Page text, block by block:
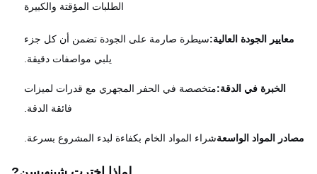
الطلبات المؤقتة والكبيرة
معايير الجودة العالية:سيطرة صارمة على الجودة تضمن أن كل جزء
يلبي مواصفات دقيقة.
الخبرة في الدقة: متخصصة في الحفر المجهري مع قدرات لميزات
فائقة الدقة.
المواد الواسعة شراء المواد الخام بكفاءة لبدء المشروع بسرعة.